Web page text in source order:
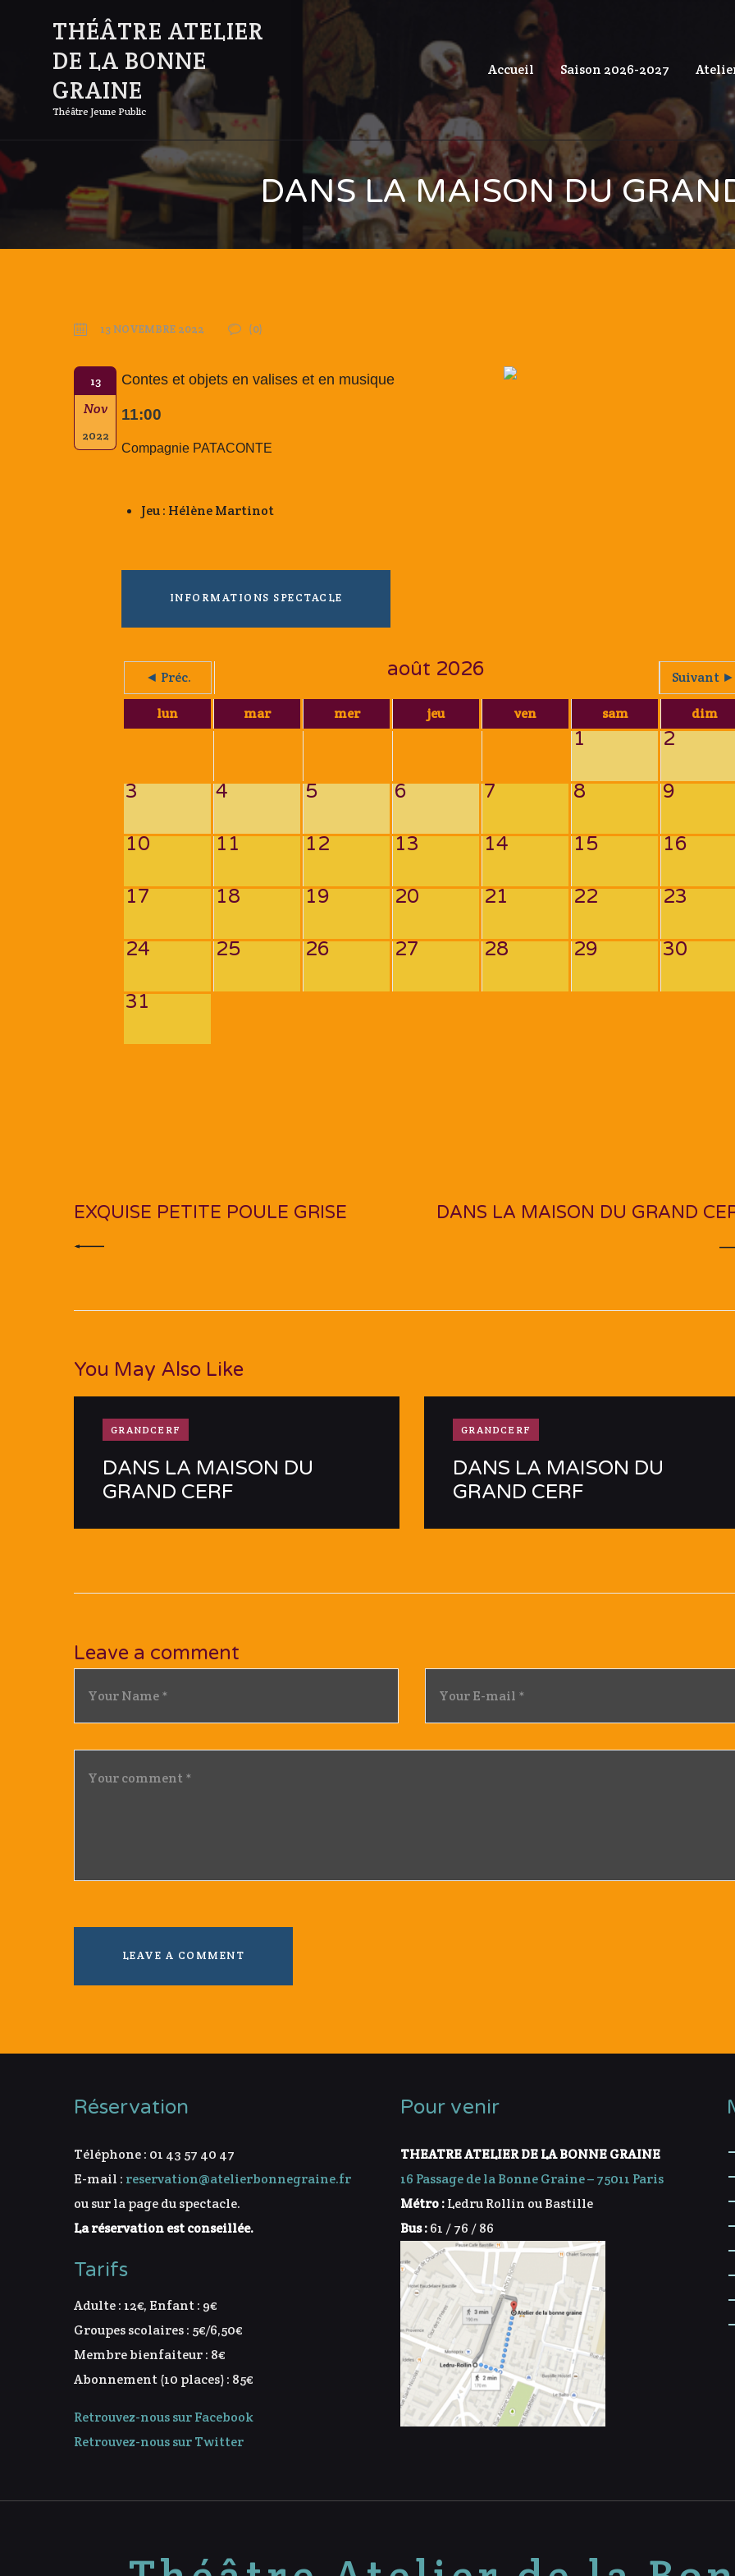
THÉÂTRE ATELIER
DE LA BONNE
GRAINE
Théâtre Jeune Public
Accueil Saison 2026-2027
DANS LA MAISON DU
13 NOVEMBRE 2022 (0)
13
Nov
2022
Contes et objets en valises et en musique
11:00
Compagnie PATACONTE
Jeu : Hélène Martinot
INFORMATIONS SPECTACLE
◄ Préc. août 2026 Suivant ►
lun mar mer jeu ven sam dim
1 2
3 4 5 6 7 8 9
10 11 12 13 14 15 16
17 18 19 20 21 22 23
24 25 26 27 28 29 30
31
l’article
EXQUISE PETITE POULE GRISE DANS LA MAISON DU GRAND
You May Also Like
GRANDCERF
DANS LA MAISON DU
GRAND CERF
GRANDCERF
DANS LA MAISON DU
GRAND CERF
Leave a comment
Réservation
Téléphone : 01 43 57 40 47
E-mail : reservation@atelierbonnegraine.fr
ou sur la page du spectacle.
La réservation est conseillée.
Tarifs
Adulte : 12€, Enfant : 9€
Groupes scolaires : 5€/6,50€
Membre bienfaiteur : 8€
Abonnement (10 places) : 85€
Retrouvez-nous sur Facebook
Retrouvez-nous sur Twitter
Pour venir
THEATRE ATELIER DE LA BONNE GRAINE
16 Passage de la Bonne Graine – 75011 Paris
Métro :Ledru Rollin ou Bastille
Bus :61 / 76 / 86